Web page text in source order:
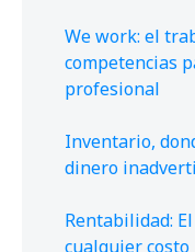
We work: el
competencias
profesional
Inventario,
dinero
Rentabilidad:
cualquier costo